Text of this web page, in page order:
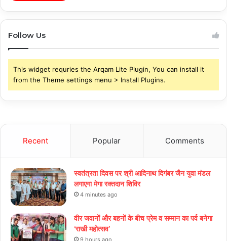
Follow Us
This widget requries the Arqam Lite Plugin, You can install it
from the Theme settings menu > Install Plugins.
Recent Popular Comments
स्वतंत्रता दिवस पर श्री आदिनाथ दिगंबर जैन युवा मंडल
लगाएगा मेगा रक्तदान शिविर
4 minutes ago
वीर जवानों और बहनों के बीच प्रेम व सम्मान का पर्व बनेगा
‘राखी महोत्सव’